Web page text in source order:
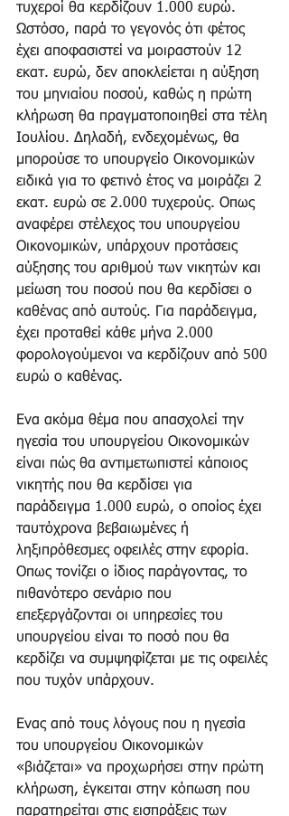
τυχεροί θα κερδίζουν 1.000 ευρώ.
Ωστόσο, παρά το γεγονός ότι φέτος
έχει αποφασιστεί να μοιραστούν 12
εκατ. ευρώ, δεν αποκλείεται η αύξηση
του μηνιαίου ποσού, καθώς η πρώτη
κλήρωση θα πραγματοποιηθεί στα τέλη
Ιουλίου. Δηλαδή, ενδεχομένως, θα
μπορούσε το υπουργείο Οικονομικών
ειδικά για το φετινό έτος να μοιράζει 2
εκατ. ευρώ σε 2.000 τυχερούς. Οπως
αναφέρει στέλεχος του υπουργείου
Οικονομικών, υπάρχουν προτάσεις
αύξησης του αριθμού των νικητών και
μείωση του ποσού που θα κερδίσει ο
καθένας από αυτούς. Για παράδειγμα,
έχει προταθεί κάθε μήνα 2.000
φορολογούμενοι να κερδίζουν από 500
ευρώ ο καθένας.
Ενα ακόμα θέμα που απασχολεί την
ηγεσία του υπουργείου Οικονομικών
είναι πώς θα αντιμετωπιστεί κάποιος
νικητής που θα κερδίσει για
παράδειγμα 1.000 ευρώ, ο οποίος έχει
ταυτόχρονα βεβαιωμένες ή
ληξιπρόθεσμες οφειλές στην εφορία.
Οπως τονίζει ο ίδιος παράγοντας, το
πιθανότερο σενάριο που
επεξεργάζονται οι υπηρεσίες του
υπουργείου είναι το ποσό που θα
κερδίζει να συμψηφίζεται με τις οφειλές
που τυχόν υπάρχουν.
Ενας από τους λόγους που η ηγεσία
του υπουργείου Οικονομικών
«βιάζεται» να προχωρήσει στην πρώτη
κλήρωση, έγκειται στην κόπωση που
παρατηρείται στις εισπράξεις των